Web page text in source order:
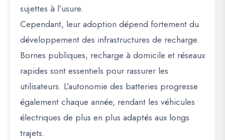
sujettes à l’usure.
Cependant, leur adoption dépend fortement du
développement des infrastructures de recharge.
Bornes publiques, recharge à domicile et réseaux
rapides sont essentiels pour rassurer les
utilisateurs. L’autonomie des batteries progresse
également chaque année, rendant les véhicules
électriques de plus en plus adaptés aux longs
trajets.